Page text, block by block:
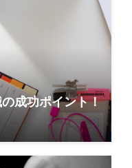
成功ポイント！